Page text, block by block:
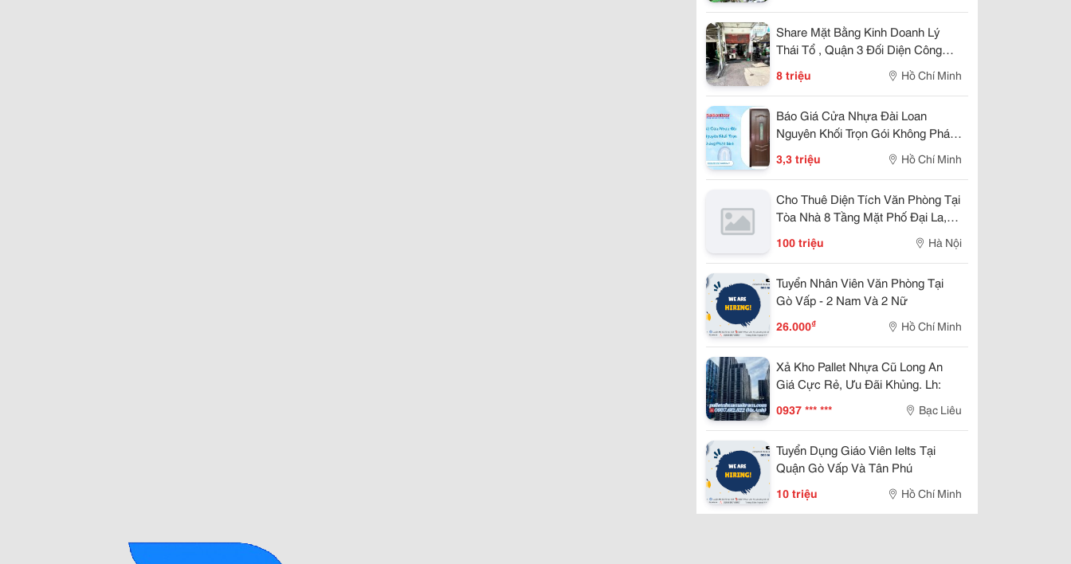
Share Mặt Bằng Kinh Doanh Lý
Thái Tổ , Quận 3 Đối Diện Công
8 triệu Hồ Chí Minh
Báo Giá Cửa Nhựa Đài Loan
Nguyên Khối Trọn Gói Không Phát
3,3 triệu Hồ Chí Minh
Cho Thuê Diện Tích Văn Phòng Tại
Tòa Nhà 8 Tầng Mặt Phố Đại La,
100 triệu Hà Nội
Tuyển Nhân Viên Văn Phòng Tại
Gò Vấp - 2 Nam Và 2 Nữ
26.000₫ Hồ Chí Minh
Xả Kho Pallet Nhựa Cũ Long An
Giá Cực Rẻ, Ưu Đãi Khủng. Lh:
0937 *** *** Bạc Liêu
Tuyển Dụng Giáo Viên Ielts Tại
Quận Gò Vấp Và Tân Phú
10 triệu Hồ Chí Minh